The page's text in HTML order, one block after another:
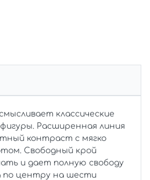
классические
Расширенная линия
контраст с мягко
Свободный крой
и дает полную свободу
по центру на шести